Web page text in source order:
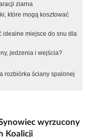
ziarna
które mogą kosztować
idealne miejsce do snu dla
jedzenia i wejścia?
rozbiórka ściany spalonej
wyrzucony
Koalicji